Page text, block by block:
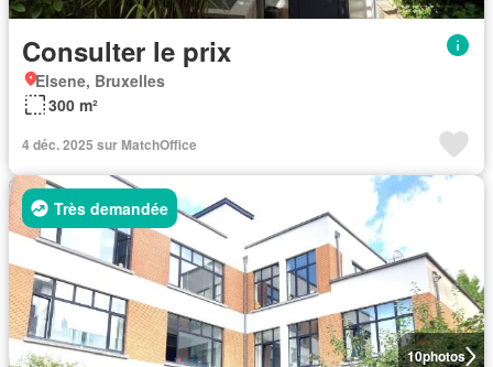
Consulter le prix
Elsene, Bruxelles
300 m²
4 déc. 2025 sur MatchOffice
10photos
Très demandée